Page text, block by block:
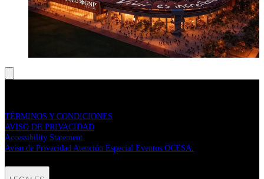
TÉRMINOS Y CONDICIONES
AVISO DE PRIVACIDAD
Accessibility Statement
Aviso de Privacidad Atención Especial Eventos OCESA.